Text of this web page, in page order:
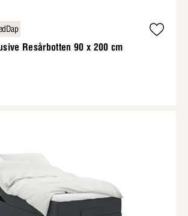
Resårbotten 90 x 200 cm